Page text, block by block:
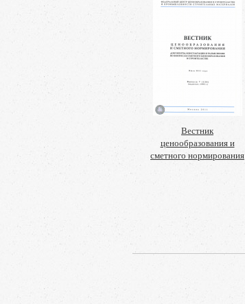
Вестник
ценообразования и
сметного нормирования